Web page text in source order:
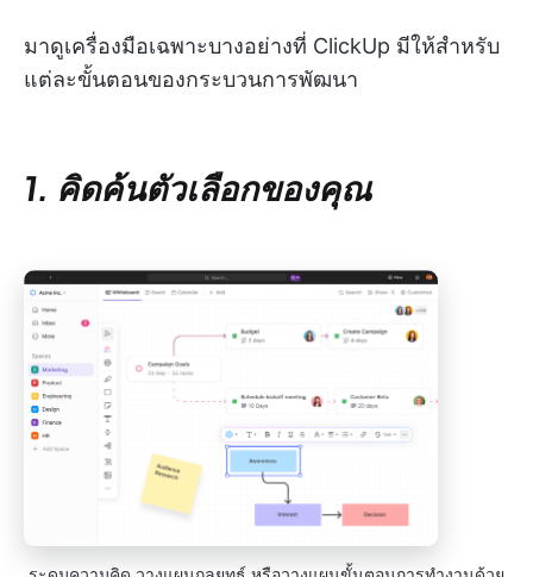
มาดูเครื่องมือเฉพาะบางอย่างที่ ClickUp มีให้สำหรับ
แต่ละขั้นตอนของกระบวนการพัฒนา
1. คิดค้นตัวเลือกของคุณ